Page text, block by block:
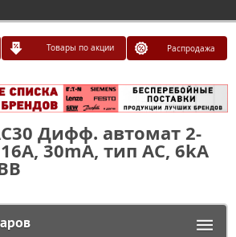
Товары по акции Распродажа
Дифф. автомат 2-
30mA, тип АC, 6kA